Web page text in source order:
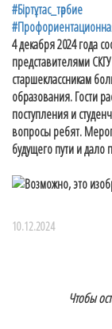
#Біртұтас_тәрбие
4 декабря 2024 года
представителями
старшеклассникам
образования. Гости
поступления и
вопросы ребят.
будущего пути и
10.12.2024
Чтобы